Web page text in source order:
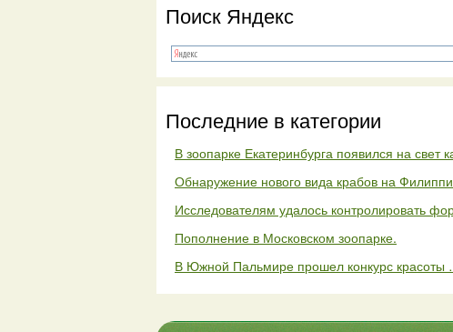
Поиск Яндекс
Последние в категории
В зоопарке Екатеринбурга появился на свет
Обнаружение нового вида крабов на
Исследователям удалось контролировать
Пополнение в Московском зоопарке.
В Южной Пальмире прошел конкурс красоты